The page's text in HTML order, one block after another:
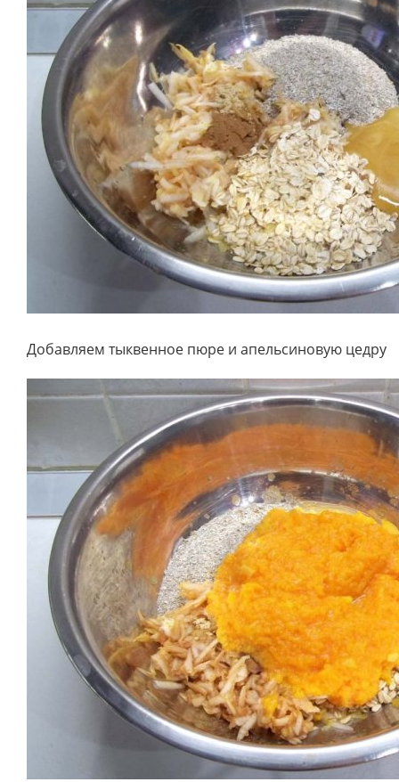
Добавляем тыквенное пюре и апельсиновую цедру